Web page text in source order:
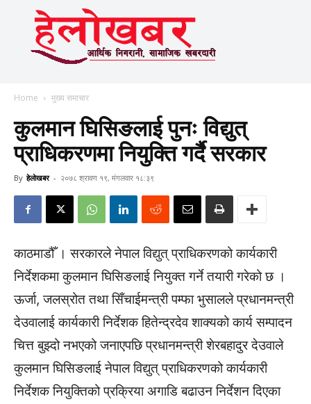
Home मुख्य समाचार
कुलमान घिसिङलाई पुनः विद्युत्
प्राधिकरणमा नियुक्ति गर्दै सरकार
By हेलाेखबर - २०७८ श्रावण १९, मंगलवार १८:३९
काठमाडौँ । सरकारले नेपाल विद्युत् प्राधिकरणको कार्यकारी
निर्देशकमा कुलमान घिसिङलाई नियुक्त गर्ने तयारी गरेको छ ।
ऊर्जा, जलस्रोत तथा सिँचाईमन्त्री पम्फा भुसालले प्रधानमन्त्री
देउवालाई कार्यकारी निर्देशक हितेन्द्रदेव शाक्यको कार्य सम्पादन
चित्त बुझ्दो नभएको जनाएपछि प्रधानमन्त्री शेरबहादुर देउवाले
कुलमान घिसिङलाई नेपाल विद्युत् प्राधिकरणको कार्यकारी
निर्देशक नियुक्तिको प्रक्रिया अगाडि बढाउन निर्देशन दिएका